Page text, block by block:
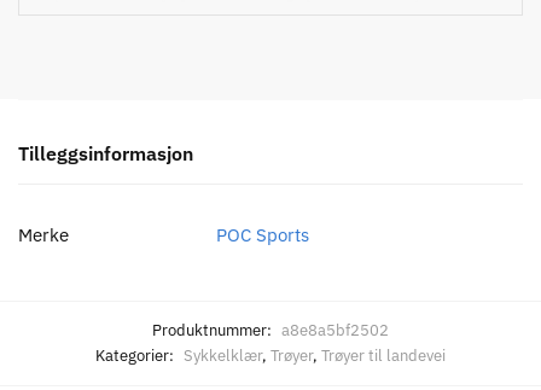
Tilleggsinformasjon
Merke POC Sports
Produktnummer: a8e8a5bf2502
Kategorier: Sykkelklær, Trøyer, Trøyer til landevei